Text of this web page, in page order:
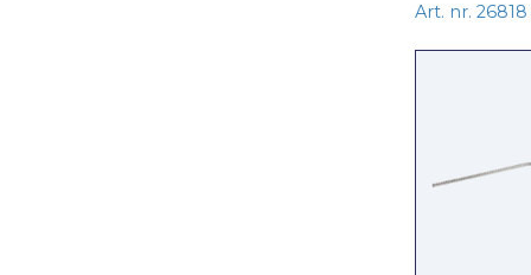
Art. nr. 26818